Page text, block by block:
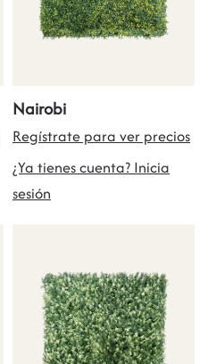
Nairobi
Regístrate para ver precios
¿Ya tienes cuenta? Inicia
sesión